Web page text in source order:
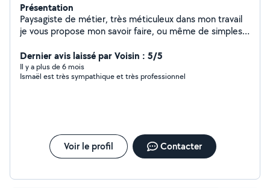
Présentation
Paysagiste de métier, très méticuleux dans mon travail
je vous propose mon savoir faire, ou même de simples
Dernier avis laissé par Voisin : 5/5
Il y a plus de 6 mois
Ismaël est très sympathique et très professionnel
Voir le profil Contacter